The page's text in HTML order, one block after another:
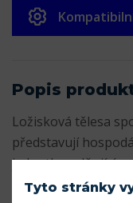
Popis
Ložisková tělesa
představují
jednotky splňující
Rovněž nabízíme
Tyto stránky